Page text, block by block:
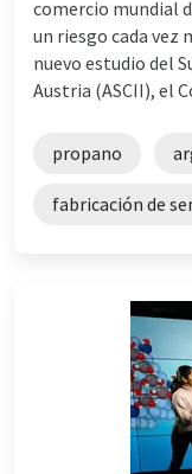
comercio mundial
un riesgo cada vez
nuevo estudio del
Austria (ASCII), el
propano
fabricación de